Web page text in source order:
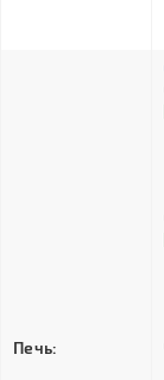
Печь: